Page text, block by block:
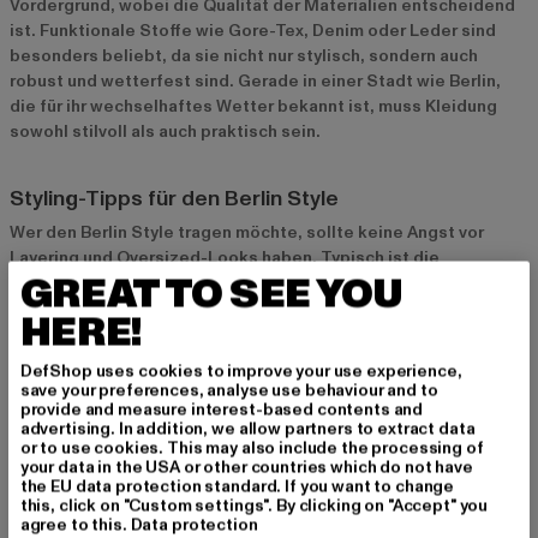
Vordergrund, wobei die Qualität der Materialien entscheidend
ist. Funktionale Stoffe wie Gore-Tex, Denim oder Leder sind
besonders beliebt, da sie nicht nur stylisch, sondern auch
robust und wetterfest sind. Gerade in einer Stadt wie Berlin,
die für ihr wechselhaftes Wetter bekannt ist, muss Kleidung
sowohl stilvoll als auch praktisch sein.
Styling-Tipps für den Berlin Style
Wer den Berlin Style tragen möchte, sollte keine Angst vor
Layering und Oversized-Looks haben. Typisch ist die
Kombination aus lässigen Basics mit auffälligen Accessoires
wie Bauchtaschen oder Caps. Ein weiteres Merkmal ist die
Mischung aus elegant und casual – zum Beispiel eine schicke
Jacke kombiniert mit einem lässigen Hoodie und Sneakers. Die
richtige Kombination von Materialien wie Leder, Denim und
Baumwolle gibt dem Look die typische Berliner Attitüde.
Aktuelle Trends im Berlin Style
Utility-Wear und Tech-Wear
GREAT TO SEE YOU
HERE!
DefShop uses cookies to improve your use experience,
save your preferences, analyse use behaviour and to
provide and measure interest-based contents and
advertising. In addition, we allow partners to extract data
or to use cookies. This may also include the processing of
your data in the USA or other countries which do not have
the EU data protection standard. If you want to change
this, click on "Custom settings". By clicking on "Accept" you
agree to this. Data protection